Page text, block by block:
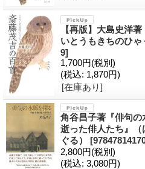
【再版】大島史洋
いとうもきちのひゃ
9]
1,700円(税別)
(税込: 1,870円)
[在庫あり]
角谷昌子著『俳句
逝った俳人たち』（
ぐる）
2,800円(税別)
(税込: 3,080円)